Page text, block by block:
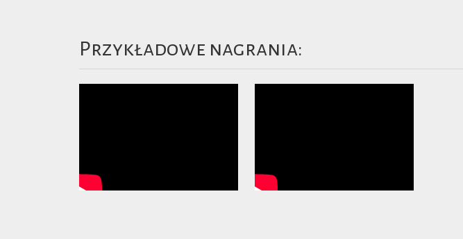
Przykładowe nagrania: